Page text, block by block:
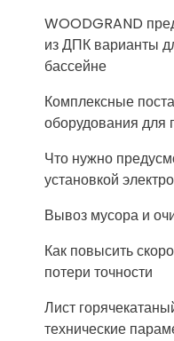
WOODGRAND
из ДПК варианты
бассейне
Комплексные
оборудования для
Что нужно
установкой
Вывоз мусора и
Как повысить
потери точности
Лист
технические